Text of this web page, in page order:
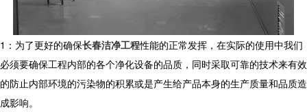
1：为了更好的确保长春洁净工程性能的正常发挥，在实际的使用中我们
必须要确保工程内部的各个净化设备的品质，同时采取可靠的技术来有效
的防止内部环境的污染物的积累或是产生给产品本身的生产质量和品质造
成影响。